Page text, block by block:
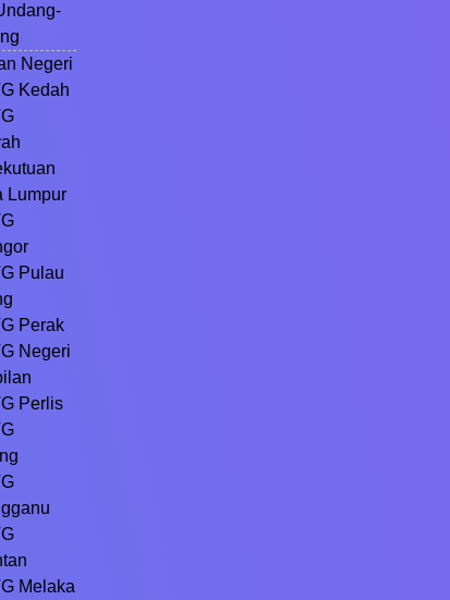
Negeri
Kedah
Lumpur
Pulau
Perak
Negeri
Perlis
Melaka